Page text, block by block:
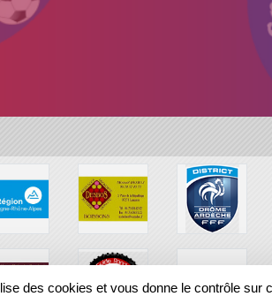
des cookies et vous donne le contrôle sur